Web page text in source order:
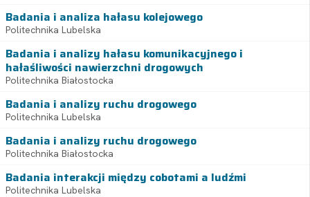
Badania i analiza hałasu kolejowego
Politechnika Lubelska
Badania i analizy hałasu komunikacyjnego i
hałaśliwości nawierzchni drogowych
Politechnika Białostocka
Badania i analizy ruchu drogowego
Politechnika Lubelska
Badania i analizy ruchu drogowego
Politechnika Białostocka
Badania interakcji między cobotami a ludźmi
Politechnika Lubelska